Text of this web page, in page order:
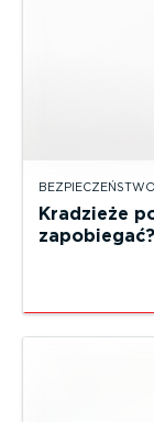
BEZPIECZEŃSTWO
Kradzieże